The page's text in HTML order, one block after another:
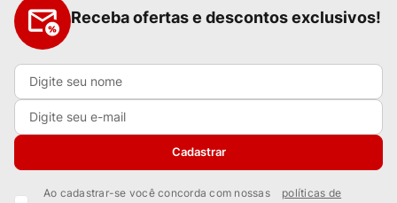
Receba ofertas e descontos exclusivos!
Cadastrar
Ao cadastrar-se você concorda com nossas
políticas de